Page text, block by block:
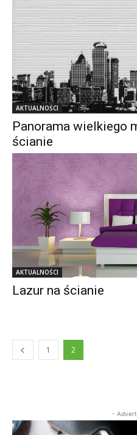
AKTUALNOŚCI
Panorama wielkiego
ścianie
AKTUALNOŚCI
Lazur na ścianie
1 2
-